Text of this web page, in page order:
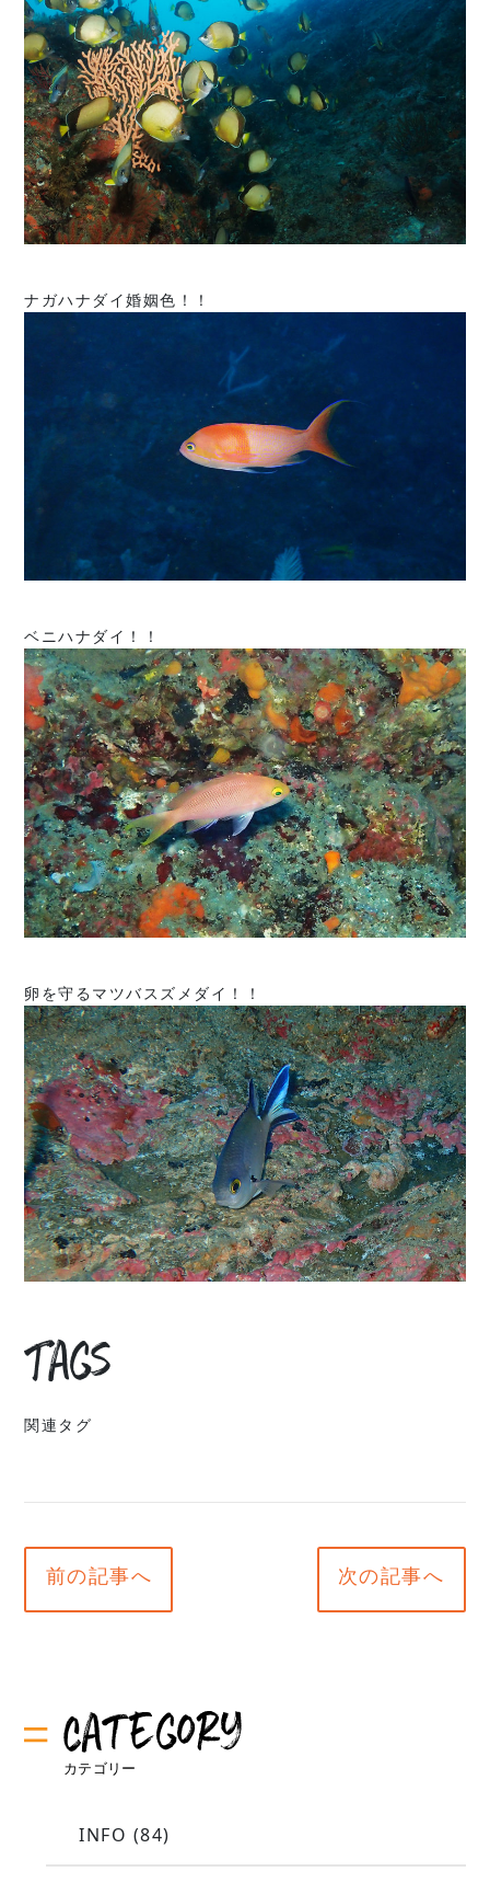
ナガハナダイ婚姻色！！
ベニハナダイ！！
卵を守るマツバスズメダイ！！
Tags
関連タグ
前の記事へ 次の記事へ
INFO (84)